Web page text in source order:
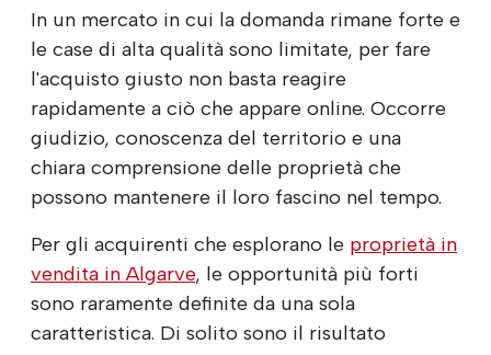
In un mercato in cui la domanda rimane forte e
le case di alta qualità sono limitate, per fare
l'acquisto giusto non basta reagire
rapidamente a ciò che appare online. Occorre
giudizio, conoscenza del territorio e una
chiara comprensione delle proprietà che
possono mantenere il loro fascino nel tempo.
Per gli acquirenti che esplorano le proprietà in
vendita in Algarve, le opportunità più forti
sono raramente definite da una sola
caratteristica. Di solito sono il risultato